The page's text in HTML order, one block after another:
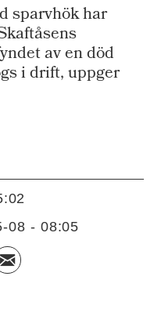
sparvhök har
av en död
i drift, uppger
08 - 08:05